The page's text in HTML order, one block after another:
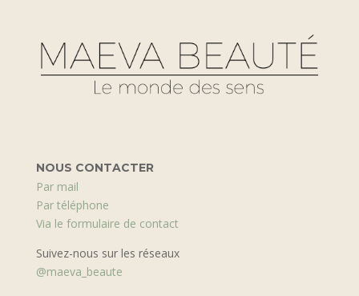
NOUS CONTACTER
Par mail
Par téléphone
Via le formulaire de contact
Suivez-nous sur les réseaux
@maeva_beaute